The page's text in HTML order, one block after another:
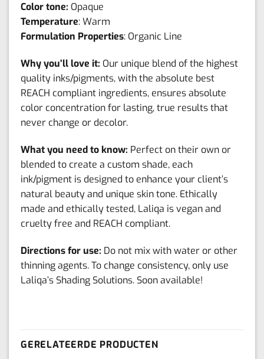
Color tone: Opaque
Temperature: Warm
Formulation Properties: Organic Line
Why you’ll love it: Our unique blend of the highest
quality inks/pigments, with the absolute best
REACH compliant ingredients, ensures absolute
color concentration for lasting, true results that
never change or decolor.
What you need to know: Perfect on their own or
blended to create a custom shade, each
ink/pigment is designed to enhance your client’s
natural beauty and unique skin tone. Ethically
made and ethically tested, Laliqa is vegan and
cruelty free and REACH compliant.
Directions for use: Do not mix with water or other
thinning agents. To change consistency, only use
Laliqa’s Shading Solutions. Soon available!
GERELATEERDE PRODUCTEN